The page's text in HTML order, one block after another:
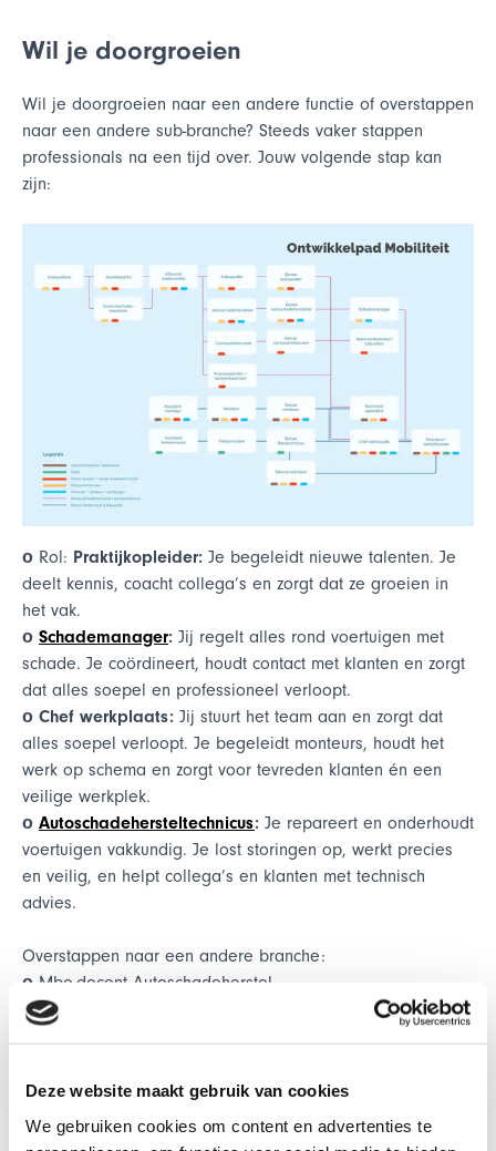
Deze website maakt gebruik van cookies
We gebruiken cookies om content en advertenties te
Wil je doorgroeien
Wil je doorgroeien naar een andere functie of overstappen
naar een andere sub-branche? Steeds vaker stappen
professionals na een tijd over. Jouw volgende stap kan
zijn:
ο Rol: Praktijkopleider: Je begeleidt nieuwe talenten. Je
deelt kennis, coacht collega’s en zorgt dat ze groeien in
het vak.
ο Schademanager: Jij regelt alles rond voertuigen met
schade. Je coördineert, houdt contact met klanten en zorgt
dat alles soepel en professioneel verloopt.
ο Chef werkplaats: Jij stuurt het team aan en zorgt dat
alles soepel verloopt. Je begeleidt monteurs, houdt het
werk op schema en zorgt voor tevreden klanten én een
veilige werkplek.
ο Autoschadehersteltechnicus: Je repareert en onderhoudt
voertuigen vakkundig. Je lost storingen op, werkt precies
en veilig, en helpt collega’s en klanten met technisch
advies.
Overstappen naar een andere branche:
ο Mbo-docent Autoschadeherstel
οCarrosseriebouwer
: Bouw voertuigen op maat. Met
οCamper- en caravanhersteller: Maak campers en
caravans weer reiswaardig. Onderzoek de schade, puzzel
over een oplossing en stuur ze veilig op vakantie.